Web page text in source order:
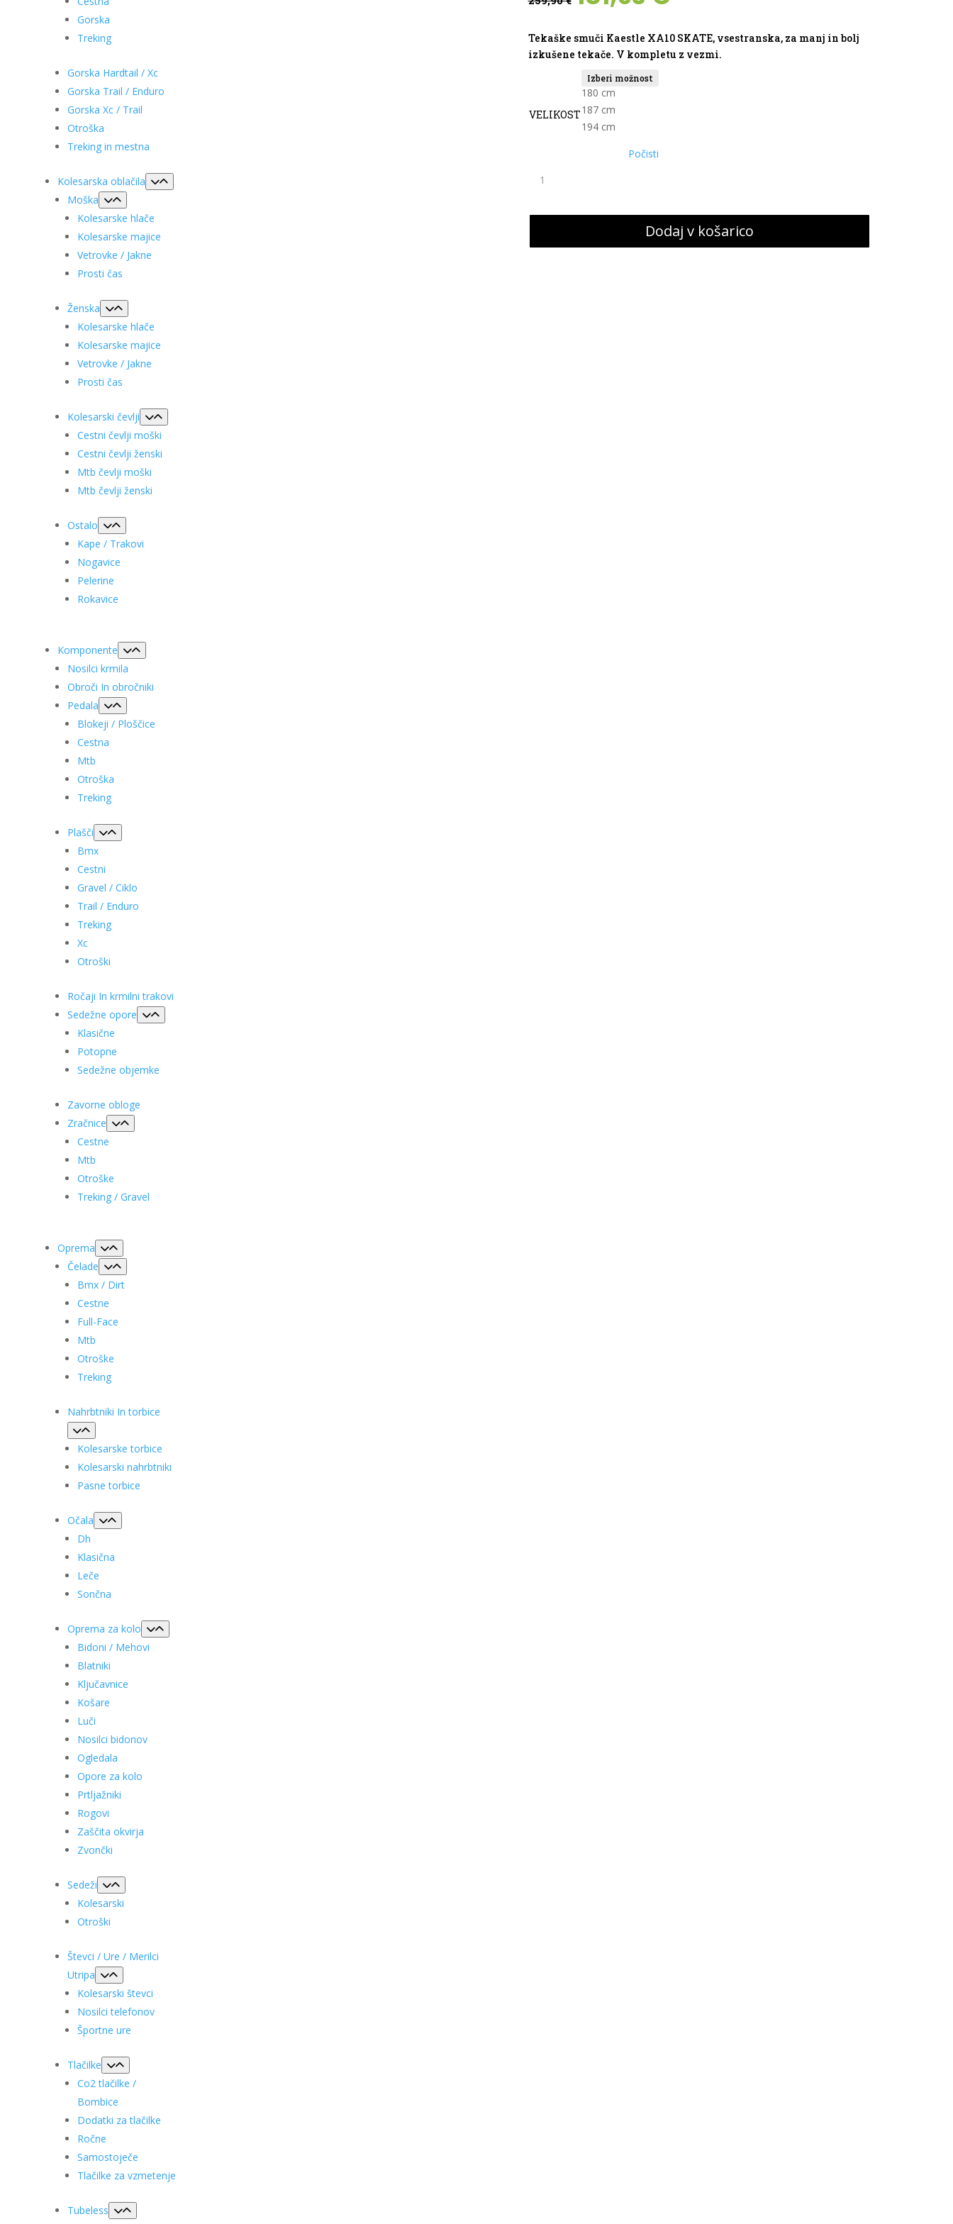
Gorska
Treking
Gorska Hardtail / Xc
Gorska Trail / Enduro
Gorska Xc / Trail
Otroška
Treking in mestna
Kolesarska oblačila
Moška
Kolesarske hlače
Kolesarske majice
Vetrovke / Jakne
Prosti čas
Ženska
Kolesarske hlače
Kolesarske majice
Vetrovke / Jakne
Prosti čas
Kolesarski čevlji
Cestni čevlji moški
Cestni čevlji ženski
Mtb čevlji moški
Mtb čevlji ženski
Ostalo
Kape / Trakovi
Nogavice
Pelerine
Rokavice
Komponente
Nosilci krmila
Obroči In obročniki
Pedala
Blokeji / Ploščice
Cestna
Mtb
Otroška
Treking
Plašči
Bmx
Cestni
Gravel / Ciklo
Trail / Enduro
Treking
Xc
Otroški
Ročaji In krmilni trakovi
Sedežne opore
Klasične
Potopne
Sedežne objemke
Zavorne obloge
Zračnice
Cestne
Mtb
Otroške
Treking / Gravel
Oprema
Čelade
Bmx / Dirt
Cestne
Full-Face
Mtb
Otroške
Treking
Nahrbtniki In torbice
Kolesarske torbice
Kolesarski nahrbtniki
Pasne torbice
Očala
Dh
Klasična
Leče
Sončna
Oprema za kolo
Bidoni / Mehovi
Blatniki
Ključavnice
Košare
Luči
Nosilci bidonov
Ogledala
Opore za kolo
Prtljažniki
Rogovi
Zaščita okvirja
Zvončki
Sedeži
Kolesarski
Otroški
Števci / Ure / Merilci
Utripa
Kolesarski števci
Nosilci telefonov
Športne ure
Tlačilke
Co2 tlačilke /
Bombice
Dodatki za tlačilke
Ročne
Samostoječe
Tlačilke za vzmetenje
Tubeless
cena
je
bila:
259,90 €.
je:
181,93 €.
Tekaške smuči Kaestle XA10 SKATE, vsestranska, za manj in bolj
izkušene tekače. V kompletu z vezmi.
VELIKOST
180 cm
187 cm
194 cm
Počisti
SMUČI
XA10
količina
Dodaj v košarico